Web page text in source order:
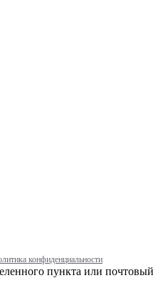
конфиденциальности
пункта или почтовый